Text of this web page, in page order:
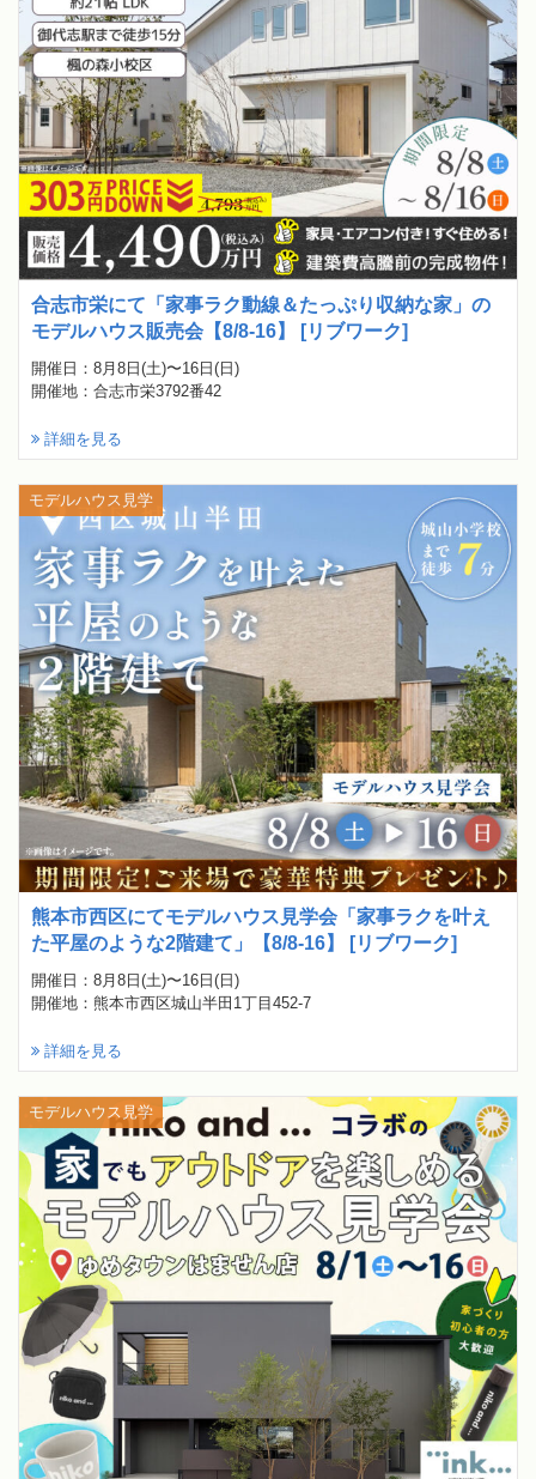
合志市栄にて「家事ラク動線＆たっぷり収納な家」の
モデルハウス販売会【8/8-16】 [リブワーク]
開催日：8月8日(土)〜16日(日)
開催地：合志市栄3792番42
詳細を見る
熊本市西区にてモデルハウス見学会「家事ラクを叶え
た平屋のような2階建て」【8/8-16】 [リブワーク]
開催日：8月8日(土)〜16日(日)
開催地：熊本市西区城山半田1丁目452-7
詳細を見る
モデルハウス見学
モデルハウス見学